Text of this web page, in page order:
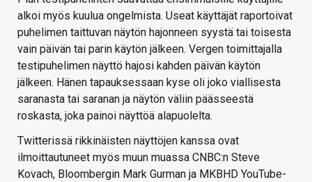
alkoi myös kuulua ongelmista. Useat käyttäjät raportoivat
puhelimen taittuvan näytön hajonneen syystä tai toisesta
vain päivän tai parin käytön jälkeen. Vergen toimittajalla
testipuhelimen näyttö hajosi kahden päivän käytön
jälkeen. Hänen tapauksessaan kyse oli joko viallisesta
saranasta tai saranan ja näytön väliin päässeestä
roskasta, joka painoi näyttöä alapuolelta.
Twitterissä rikkinäisten näyttöjen kanssa ovat
ilmoittautuneet myös muun muassa CNBC:n Steve
Kovach, Bloombergin Mark Gurman ja MKBHD YouTube-